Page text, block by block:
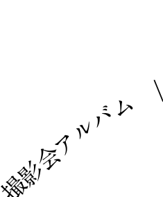
撮
影会アルバム
｜